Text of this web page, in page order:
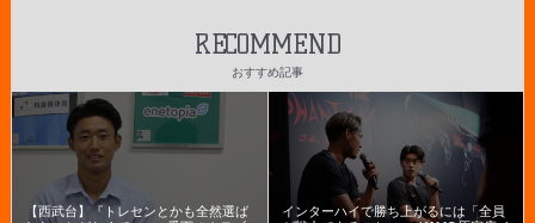
RECOMMEND
おすすめ記事
【西武台】『トレセンとかも全然選ば
インターハイで勝ち上がるには「全員